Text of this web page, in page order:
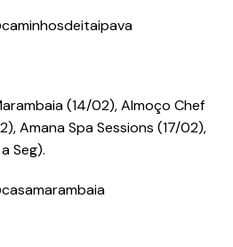
(14/02), Almoço Chef
Amana Spa Sessions (17/02),
Seg).